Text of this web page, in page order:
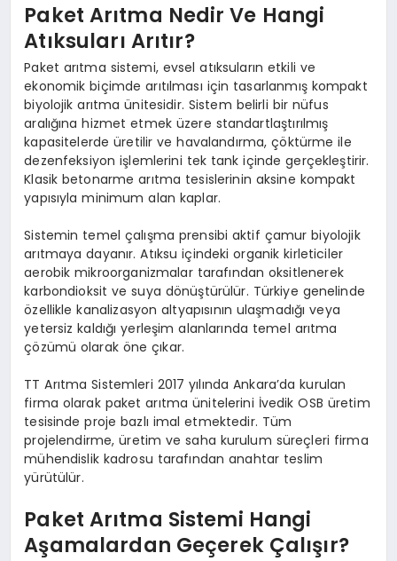
Paket Arıtma Nedir Ve Hangi
Atıksuları Arıtır?
Paket arıtma sistemi, evsel atıksuların etkili ve
ekonomik biçimde arıtılması için tasarlanmış kompakt
biyolojik arıtma ünitesidir. Sistem belirli bir nüfus
aralığına hizmet etmek üzere standartlaştırılmış
kapasitelerde üretilir ve havalandırma, çöktürme ile
dezenfeksiyon işlemlerini tek tank içinde gerçekleştirir.
Klasik betonarme arıtma tesislerinin aksine kompakt
yapısıyla minimum alan kaplar.
Sistemin temel çalışma prensibi aktif çamur biyolojik
arıtmaya dayanır. Atıksu içindeki organik kirleticiler
aerobik mikroorganizmalar tarafından oksitlenerek
karbondioksit ve suya dönüştürülür. Türkiye genelinde
özellikle kanalizasyon altyapısının ulaşmadığı veya
yetersiz kaldığı yerleşim alanlarında temel arıtma
çözümü olarak öne çıkar.
TT Arıtma Sistemleri 2017 yılında Ankara’da kurulan
firma olarak paket arıtma ünitelerini İvedik OSB üretim
tesisinde proje bazlı imal etmektedir. Tüm
projelendirme, üretim ve saha kurulum süreçleri firma
mühendislik kadrosu tarafından anahtar teslim
yürütülür.
Paket Arıtma Sistemi Hangi
Aşamalardan Geçerek Çalışır?